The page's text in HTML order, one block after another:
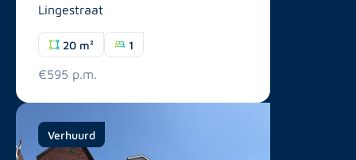
Lingestraat
20 m² 1
€595 p.m.
Verhuurd